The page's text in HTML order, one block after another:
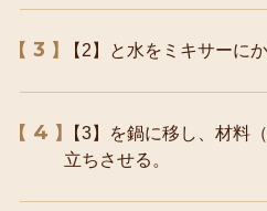
3 【2】と水をミキサーに
4
【3】を鍋に移し、材料
立ちさせる。